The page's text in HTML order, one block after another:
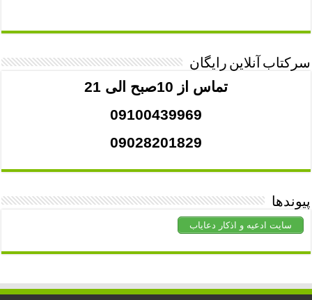
سرکتاب آنلاین رایگان
تماس از 10صبح الی 21
09100439969
09028201829
پیوندها
سایت ادعیه و اذکار دعایاب